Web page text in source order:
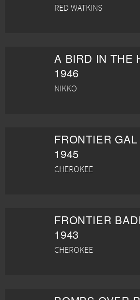
RED WATKINS
A BIRD IN THE
1946
NIKKO
FRONTIER GAL
1945
CHEROKEE
FRONTIER
1943
CHEROKEE